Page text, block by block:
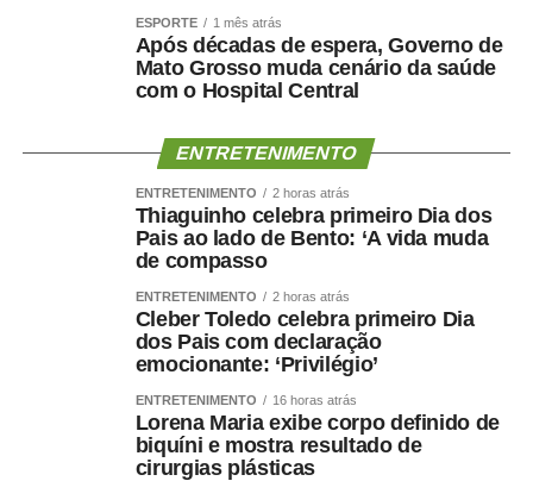
ESPORTE 1 mês atrás
Após décadas de espera, Governo de
Mato Grosso muda cenário da saúde
com o Hospital Central
ENTRETENIMENTO
ENTRETENIMENTO 2 horas atrás
Thiaguinho celebra primeiro Dia dos
Pais ao lado de Bento: ‘A vida muda
de compasso
ENTRETENIMENTO 2 horas atrás
Cleber Toledo celebra primeiro Dia
dos Pais com declaração
emocionante: ‘Privilégio’
ENTRETENIMENTO 16 horas atrás
Lorena Maria exibe corpo definido de
biquíni e mostra resultado de
cirurgias plásticas